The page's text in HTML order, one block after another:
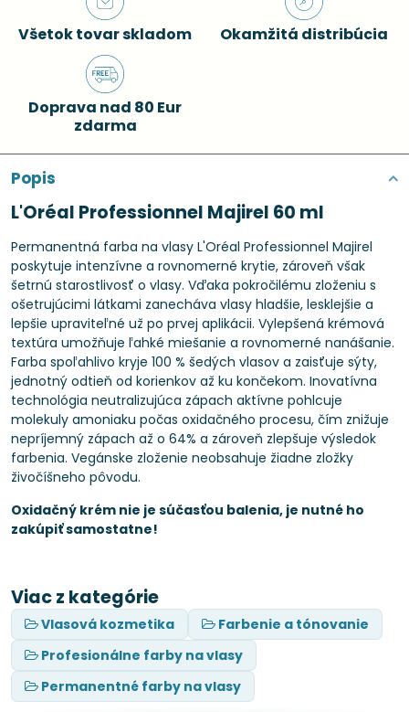
Všetok tovar skladom Okamžitá distribúcia
Doprava nad 80 Eur
zdarma
Popis
L'Oréal Professionnel Majirel 60 ml
Permanentná farba na vlasy L'Oréal Professionnel Majirel
poskytuje intenzívne a rovnomerné krytie, zároveň však
šetrnú starostlivosť o vlasy. Vďaka pokročilému zloženiu s
ošetrujúcimi látkami zanecháva vlasy hladšie, lesklejšie a
lepšie upraviteľné už po prvej aplikácii. Vylepšená krémová
textúra umožňuje ľahké miešanie a rovnomerné nanášanie.
Farba spoľahlivo kryje 100 % šedých vlasov a zaisťuje sýty,
jednotný odtieň od korienkov až ku končekom. Inovatívna
technológia neutralizujúca zápach aktívne pohlcuje
molekuly amoniaku počas oxidačného procesu, čím znižuje
nepríjemný zápach až o 64% a zároveň zlepšuje výsledok
farbenia. Vegánske zloženie neobsahuje žiadne zložky
živočíšneho pôvodu.
Oxidačný krém nie je súčasťou balenia, je nutné ho
zakúpiť samostatne!
Viac z kategórie
Vlasová kozmetika
Farbenie a tónovanie
Profesionálne farby na vlasy
Permanentné farby na vlasy